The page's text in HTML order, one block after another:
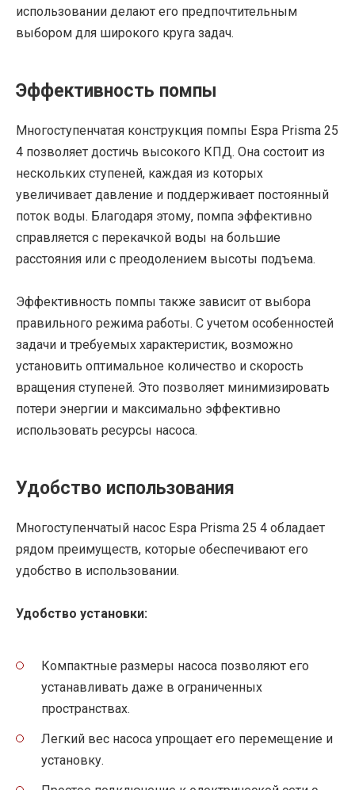
использовании делают его предпочтительным
выбором для широкого круга задач.
Эффективность помпы
Многоступенчатая конструкция помпы Espa Prisma 25
4 позволяет достичь высокого КПД. Она состоит из
нескольких ступеней, каждая из которых
увеличивает давление и поддерживает постоянный
поток воды. Благодаря этому, помпа эффективно
справляется с перекачкой воды на большие
расстояния или с преодолением высоты подъема.
Эффективность помпы также зависит от выбора
правильного режима работы. С учетом особенностей
задачи и требуемых характеристик, возможно
установить оптимальное количество и скорость
вращения ступеней. Это позволяет минимизировать
потери энергии и максимально эффективно
использовать ресурсы насоса.
Удобство использования
Многоступенчатый насос Espa Prisma 25 4 обладает
рядом преимуществ, которые обеспечивают его
удобство в использовании.
Удобство установки:
Компактные размеры насоса позволяют его
устанавливать даже в ограниченных
пространствах.
Легкий вес насоса упрощает его перемещение и
установку.